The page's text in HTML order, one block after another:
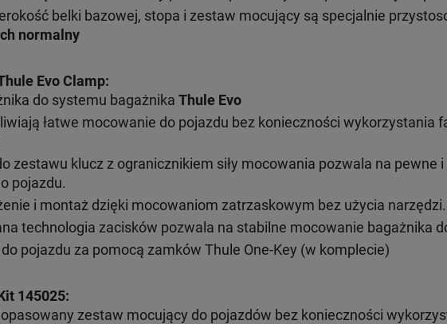
belki bazowej, stopa i zestaw mocujący są specjalnie
normalny
Evo Clamp:
do systemu bagażnika Thule Evo
łatwe mocowanie do pojazdu bez konieczności wykorzystania
zestawu klucz z ogranicznikiem siły mocowania pozwala na pewne
pojazdu.
i montaż dzięki mocowaniom zatrzaskowym bez użycia narzędzi.
technologia zacisków pozwala na stabilne mocowanie bagażnika
pojazdu za pomocą zamków Thule One-Key (w komplecie)
145025:
zestaw mocujący do pojazdów bez konieczności